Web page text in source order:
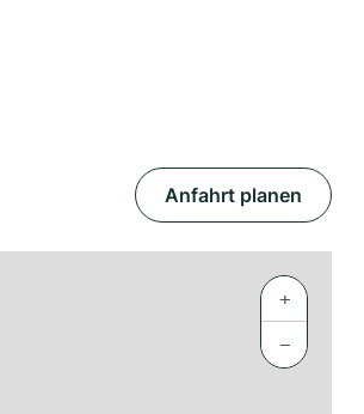
Anfahrt planen
+
−